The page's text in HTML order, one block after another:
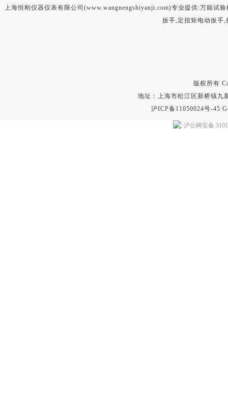
上海恒刚仪器仪表有限公司(www.wangnengshiyanji.com)专业提供:万能试验
扳手, 定扭矩电动扳手,
版权所有
地址：上海市松江区新桥镇九
沪ICP备11050024号-45
沪公网安备